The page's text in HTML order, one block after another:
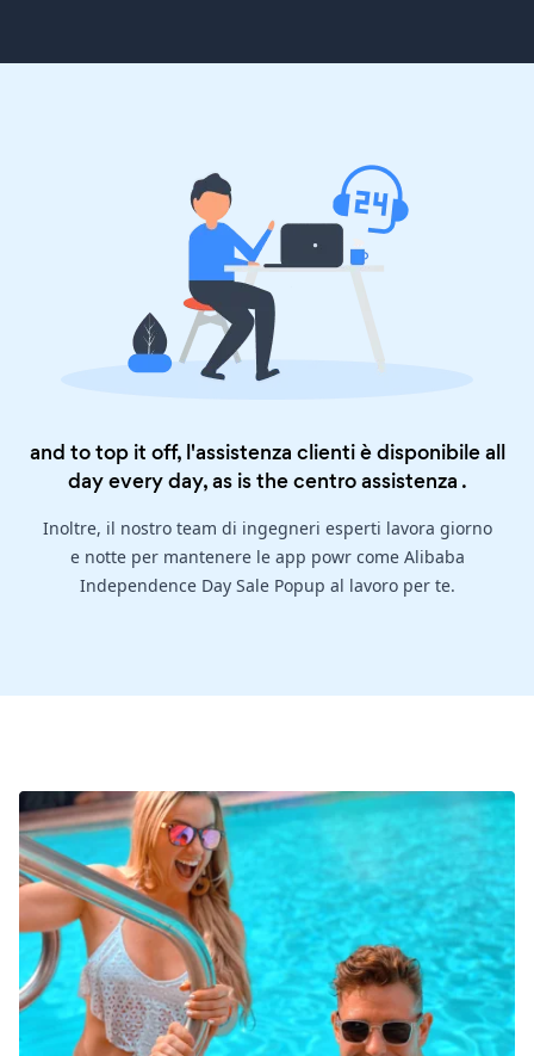
and to top it off, l'assistenza clienti è disponibile all
day every day, as is thecentro assistenza .
Inoltre, il nostro team di ingegneri esperti lavora giorno
e notte per mantenere le app powr come Alibaba
Independence Day Sale Popup al lavoro per te.